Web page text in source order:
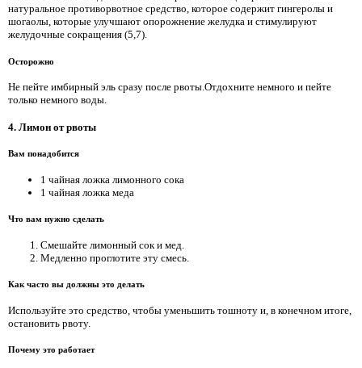
натуральное противорвотное средство, которое содержит гингеролы и
шогаолы, которые улучшают опорожнение желудка и стимулируют
желудочные сокращения (5,7).
Осторожно
Не пейте имбирный эль сразу после рвоты.Отдохните немного и пейте
только немного воды.
4. Лимон от рвоты
Вам понадобится
1 чайная ложка лимонного сока
1 чайная ложка меда
Что вам нужно сделать
Смешайте лимонный сок и мед.
Медленно проглотите эту смесь.
Как часто вы должны это делать
Используйте это средство, чтобы уменьшить тошноту и, в конечном итоге,
остановить рвоту.
Почему это работает